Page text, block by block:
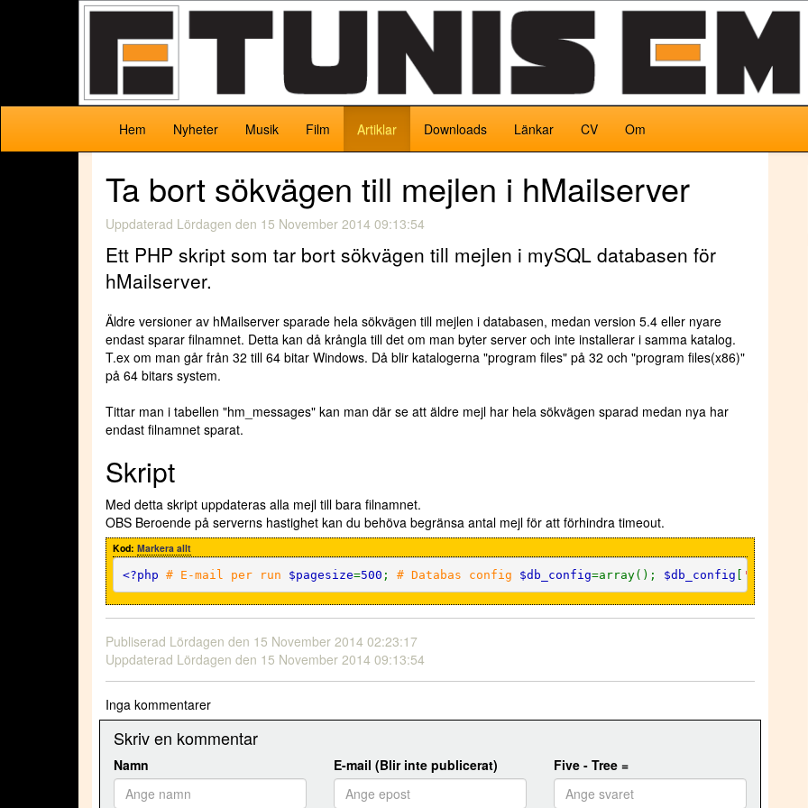
tunisempire.com
Hem Nyheter Musik Film Artiklar(nuvarande)
Downloads Länkar CV Om
Ta bort sökvägen till mejlen i hMailserver
Uppdaterad Lördagen den 15 November 2014 09:13:54
Ett PHP skript som tar bort sökvägen till mejlen i mySQL databasen för
hMailserver.
Äldre versioner av hMailserver sparade hela sökvägen till mejlen i databasen, medan version 5.4 eller nyare
endast sparar filnamnet. Detta kan då krångla till det om man byter server och inte installerar i samma katalog.
T.ex om man går från 32 till 64 bitar Windows. Då blir katalogerna "program files" på 32 och "program files(x86)"
på 64 bitars system.
Tittar man i tabellen "hm_messages" kan man där se att äldre mejl har hela sökvägen sparad medan nya har
endast filnamnet sparat.
Skript
Med detta skript uppdateras alla mejl till bara filnamnet.
OBS Beroende på serverns hastighet kan du behöva begränsa antal mejl för att förhindra timeout.
Kod: Markera allt
<?php # E-mail per run $pagesize=500 ; # Databas config $db_config=array(); $db_config 'host'
Publiserad Lördagen den 15 November 2014 02:23:17
Uppdaterad Lördagen den 15 November 2014 09:13:54
Inga kommentarer
Skriv en kommentar
Namn E-mail (Blir inte publicerat) Five - Tree =